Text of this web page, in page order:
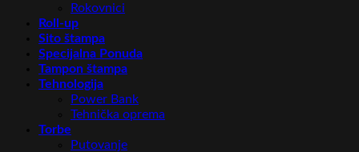
Rokovnici
Roll-up
Sito štampa
Specijalna Ponuda
Tampon štampa
Tehnologija
Power Bank
Tehnička oprema
Torbe
Putovanje